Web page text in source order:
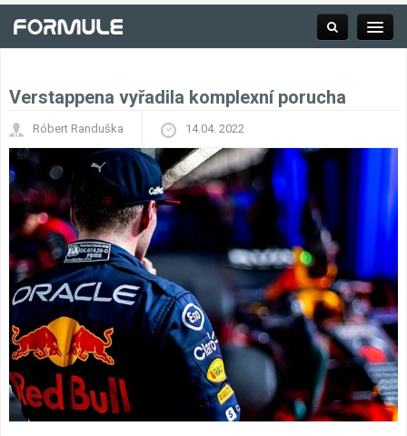
Kalendář F1
Výsledky F1
Týmy a jezdci F1
Okruhy F1
Lexikon F1
Verstappena vyřadila komplexní porucha
Róbert Randuška 14.04. 2022